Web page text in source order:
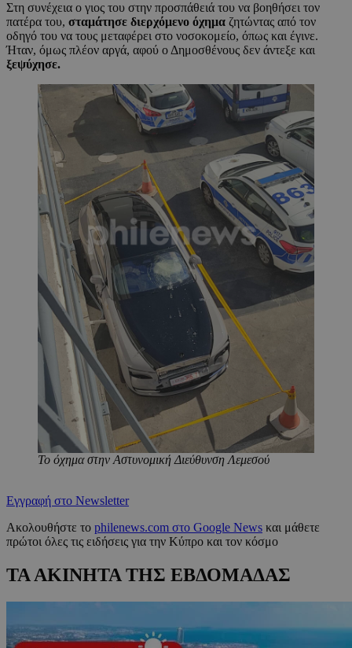
Στη συνέχεια ο γιος του στην προσπάθειά του να βοηθήσει τον
πατέρα του, σταμάτησε διερχόμενο όχημα ζητώντας από τον
οδηγό του να τους μεταφέρει στο νοσοκομείο, όπως και έγινε.
Ήταν, όμως πλέον αργά, αφού ο Δημοσθένους δεν άντεξε και
ξεψύχησε.
Το όχημα στην Αστυνομική Διεύθυνση Λεμεσού
Εγγραφή στο Newsletter
Ακολουθήστε το philenews.com στο Google News και μάθετε
πρώτοι όλες τις ειδήσεις για την Κύπρο και τον κόσμο
ΤΑ ΑΚΙΝΗΤΑ ΤΗΣ ΕΒΔΟΜΑΔΑΣ